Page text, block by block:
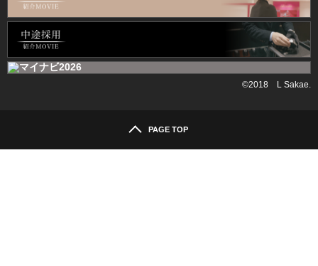
©2018 L Sakae.
PAGE TOP